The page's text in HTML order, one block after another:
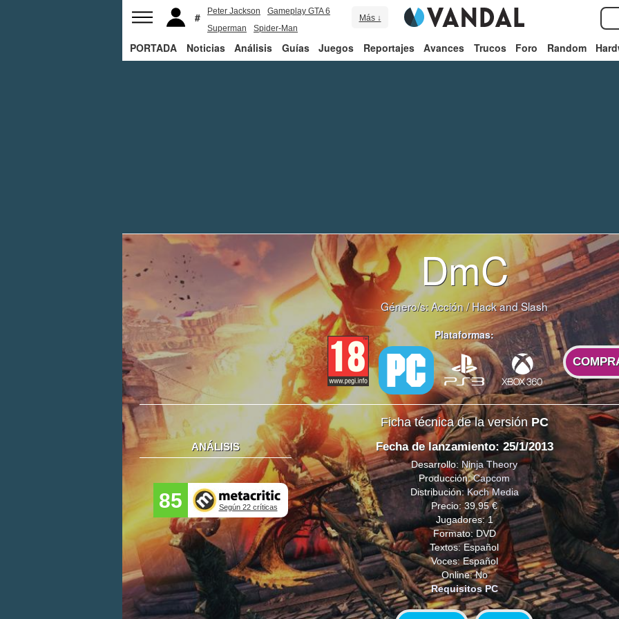
Peter Jackson
Gameplay GTA 6
Superman
Spider-Man
Más ↓
PORTADA Noticias Análisis Guías Juegos Reportajes Avances Trucos Foro Random
DmC
Género/s:Acción/Hack and Slash
Plataformas:
Ficha técnica de la versión PC
ANÁLISIS
85 Según 22 críticas
Fecha de lanzamiento: 25/1/2013
Desarrollo: Ninja Theory
Producción:Capcom
Distribución:Koch Media
Precio: 39,95 €
Jugadores: 1
Formato: DVD
Textos: Español
Voces: Español
Online: No
Requisitos PC